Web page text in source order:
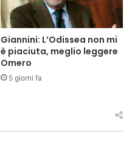
Giannini: L’Odissea non mi
è piaciuta, meglio leggere
Omero
5 giorni fa